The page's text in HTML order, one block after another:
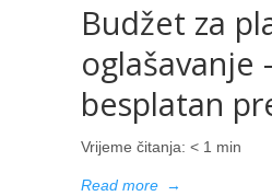
Budžet za
oglašavanje
besplatan
Vrijeme čitanja: < 1 min
Read more →